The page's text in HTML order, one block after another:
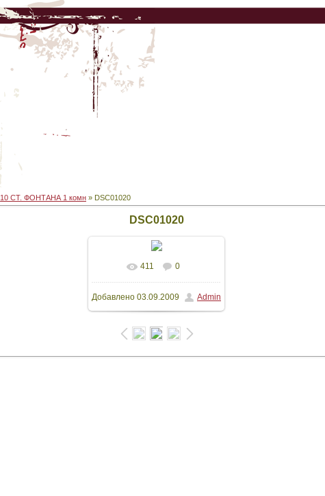
10 СТ. ФОНТАНА 1 комн » DSC01020
DSC01020
В реальном размере
1536x2048/ 436.0Kb
411 0
Добавлено 03.09.2009 Admin